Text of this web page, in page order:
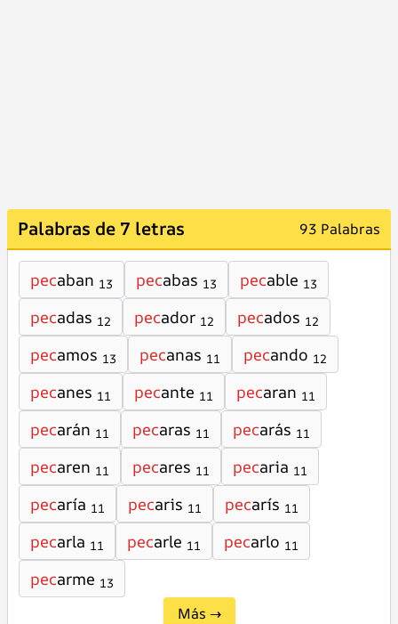
Palabras de 7 letras 93 Palabras
pecaban 13 pecabas 13 pecable 13
pecadas 12 pecador 12 pecados 12
pecamos 13 pecanas 11 pecando 12
pecanes 11 pecante 11 pecaran 11
pecarán 11 pecaras 11 pecarás 11
pecaren 11 pecares 11 pecaria 11
pecaría 11 pecaris 11 pecarís 11
pecarla 11 pecarle 11 pecarlo 11
pecarme 13
Más →